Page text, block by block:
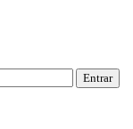
Entrar